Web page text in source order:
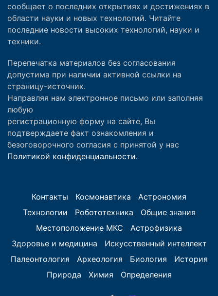
сообщает о последних открытиях и достижениях в
области науки и новых технологий. Читайте
последние новости высоких технологий, науки и
техники.
Перепечатка материалов без согласования
допустима при наличии активной ссылки на
страницу-источник.
Направляя нам электронное письмо или заполняя
любую
регистрационную форму на сайте, Вы
подтверждаете факт ознакомления и
безоговорочного согласия с принятой у нас
Политикой конфиденциальности.
Контакты Космонавтика
Астрономия
Технологии
Робототехника
Общие знания
Местоположение МКС
Астрофизика
Здоровье и медицина
Искусственный интеллект
Палеонтология
Археология Биология
История
Природа
Химия Определения